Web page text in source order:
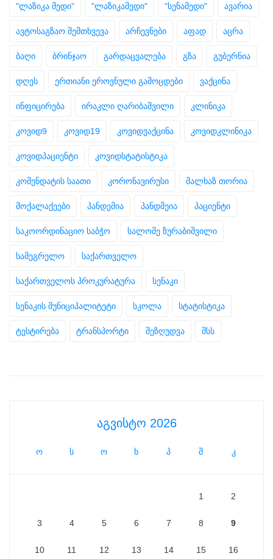
"ლაზიკა მედი" "ლაზიკამედი" "სენამედი" ავარია
ავტოსაგზაო შემთხვევა არჩევნები აფად აცრა
ბაღი ბრინჯაო გარდაცვალება გზა გუბერნია
დღეს ერთიანი ეროვნული გამოცდები ვაქცინა
ინფიცირება ირაკლი ღარიბაშვილი კლინიკა
კოვიდ9 კოვიდ19 კოვიდვაქცინა კოვიდკლინიკა
კოვიდპაციენტი კოვიდსტატისტიკა
კომენდატის საათი კორონავირუსი მალხაზ თორია
მოქალაქეები პანდემია პანდმეია პაციენტი
საკოორდინაციო საბჭო სალომე ზურაბიშვილი
სამეგრელო საქართველო
საქართველოს პროკურატურა სენაკი
სენაკის მუნიციპალიტეტი სკოლა სტატისტიკა
ტესტირება ტრანსპორტი შეზღუდვა შსს
აგვისტო 2026
ო ს ო ხ პ შ კ
1 2
3 4 5 6 7 8 9
10 11 12 13 14 15 16